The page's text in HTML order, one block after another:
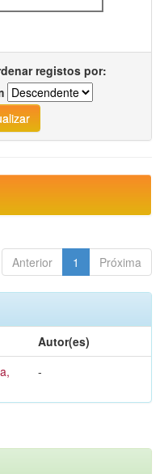
registos por:
Anterior 1 Próxima
Autor(es)
-